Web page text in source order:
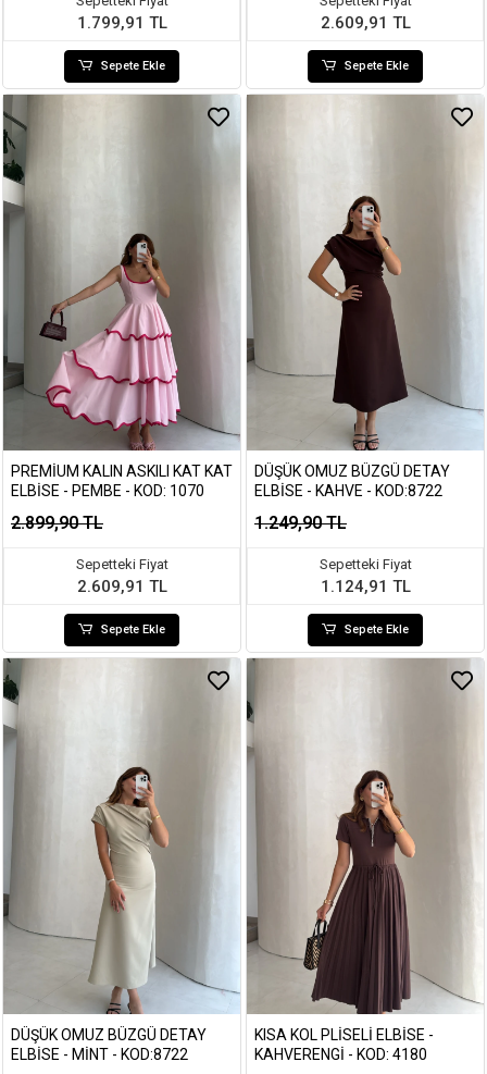
1.799,91 TL
Sepete Ekle
2.609,91 TL
Sepete Ekle
PREMIUM KALIN ASKILI KAT KAT
ELBISE - PEMBE - KOD: 1070
2.899,90 TL
Sepetteki Fiyat
2.609,91 TL
Sepete Ekle
DÜŞÜK OMUZ BÜZGÜ DETAY
ELBISE - KAHVE - KOD:8722
1.249,90 TL
Sepetteki Fiyat
1.124,91 TL
Sepete Ekle
DÜŞÜK OMUZ BÜZGÜ DETAY
ELBISE - MINT - KOD:8722
KISA KOL PLISELI ELBISE -
KAHVERENGI - KOD: 4180